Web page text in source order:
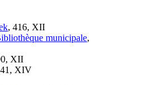
, 416, XII
municipale,
XII
XIV